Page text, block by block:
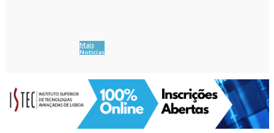
Mais
Notícias